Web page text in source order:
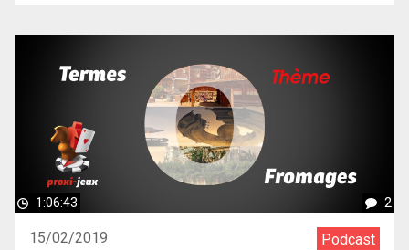
1:06:43 2
15/02/2019 Podcast